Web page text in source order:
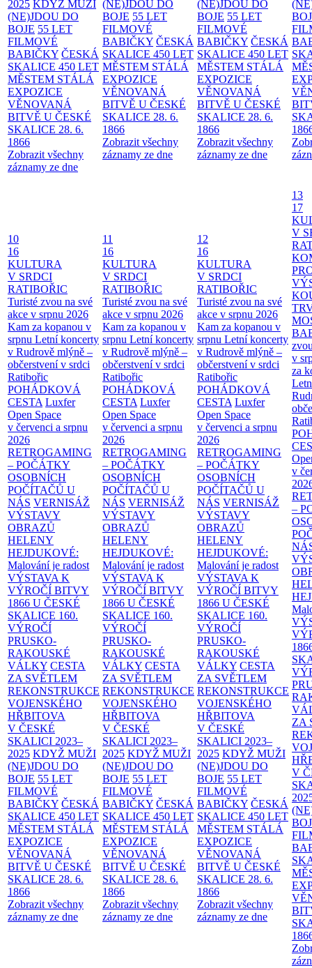
2025 KDYŽ MUŽI
(NE)JDOU DO
BOJE 55 LET
FILMOVÉ
BABIČKY ČESKÁ
SKALICE 450 LET
MĚSTEM STÁLÁ
EXPOZICE
VĚNOVANÁ
BITVĚ U ČESKÉ
SKALICE 28. 6.
1866
Zobrazit všechny
záznamy ze dne
(NE)JDOU DO
BOJE 55 LET
FILMOVÉ
BABIČKY ČESKÁ
SKALICE 450 LET
MĚSTEM STÁLÁ
EXPOZICE
VĚNOVANÁ
BITVĚ U ČESKÉ
SKALICE 28. 6.
1866
Zobrazit všechny
záznamy ze dne
(NE)JDOU DO
BOJE 55 LET
FILMOVÉ
BABIČKY ČESKÁ
SKALICE 450 LET
MĚSTEM STÁLÁ
EXPOZICE
VĚNOVANÁ
BITVĚ U ČESKÉ
SKALICE 28. 6.
1866
Zobrazit všechny
záznamy ze dne
10
16
KULTURA
V SRDCI
RATIBOŘIC
Turisté zvou na své
akce v srpnu 2026
Kam za kopanou v
srpnu Letní koncerty
v Rudrově mlýně –
občerstvení v srdci
Ratibořic
POHÁDKOVÁ
CESTA Luxfer
Open Space
v červenci a srpnu
2026
RETROGAMING
– POČÁTKY
OSOBNÍCH
POČÍTAČŮ U
NÁS VERNISÁŽ
VÝSTAVY
OBRAZŮ
HELENY
HEJDUKOVÉ:
Malování je radost
VÝSTAVA K
VÝROČÍ BITVY
1866 U ČESKÉ
SKALICE 160.
VÝROČÍ
PRUSKO-
RAKOUSKÉ
VÁLKY CESTA
ZA SVĚTLEM
REKONSTRUKCE
VOJENSKÉHO
HŘBITOVA
V ČESKÉ
SKALICI 2023–
2025 KDYŽ MUŽI
(NE)JDOU DO
BOJE 55 LET
FILMOVÉ
BABIČKY ČESKÁ
SKALICE 450 LET
MĚSTEM STÁLÁ
EXPOZICE
VĚNOVANÁ
BITVĚ U ČESKÉ
SKALICE 28. 6.
1866
Zobrazit všechny
záznamy ze dne
11
16
KULTURA
V SRDCI
RATIBOŘIC
Turisté zvou na své
akce v srpnu 2026
Kam za kopanou v
srpnu Letní koncerty
v Rudrově mlýně –
občerstvení v srdci
Ratibořic
POHÁDKOVÁ
CESTA Luxfer
Open Space
v červenci a srpnu
2026
RETROGAMING
– POČÁTKY
OSOBNÍCH
POČÍTAČŮ U
NÁS VERNISÁŽ
VÝSTAVY
OBRAZŮ
HELENY
HEJDUKOVÉ:
Malování je radost
VÝSTAVA K
VÝROČÍ BITVY
1866 U ČESKÉ
SKALICE 160.
VÝROČÍ
PRUSKO-
RAKOUSKÉ
VÁLKY CESTA
ZA SVĚTLEM
REKONSTRUKCE
VOJENSKÉHO
HŘBITOVA
V ČESKÉ
SKALICI 2023–
2025 KDYŽ MUŽI
(NE)JDOU DO
BOJE 55 LET
FILMOVÉ
BABIČKY ČESKÁ
SKALICE 450 LET
MĚSTEM STÁLÁ
EXPOZICE
VĚNOVANÁ
BITVĚ U ČESKÉ
SKALICE 28. 6.
1866
Zobrazit všechny
záznamy ze dne
12
16
KULTURA
V SRDCI
RATIBOŘIC
Turisté zvou na své
akce v srpnu 2026
Kam za kopanou v
srpnu Letní koncerty
v Rudrově mlýně –
občerstvení v srdci
Ratibořic
POHÁDKOVÁ
CESTA Luxfer
Open Space
v červenci a srpnu
2026
RETROGAMING
– POČÁTKY
OSOBNÍCH
POČÍTAČŮ U
NÁS VERNISÁŽ
VÝSTAVY
OBRAZŮ
HELENY
HEJDUKOVÉ:
Malování je radost
VÝSTAVA K
VÝROČÍ BITVY
1866 U ČESKÉ
SKALICE 160.
VÝROČÍ
PRUSKO-
RAKOUSKÉ
VÁLKY CESTA
ZA SVĚTLEM
REKONSTRUKCE
VOJENSKÉHO
HŘBITOVA
V ČESKÉ
SKALICI 2023–
2025 KDYŽ MUŽI
(NE)JDOU DO
BOJE 55 LET
FILMOVÉ
BABIČKY ČESKÁ
SKALICE 450 LET
MĚSTEM STÁLÁ
EXPOZICE
VĚNOVANÁ
BITVĚ U ČESKÉ
SKALICE 28. 6.
1866
Zobrazit všechny
záznamy ze dne
13
17
V
v
za
v
–
ZA
V